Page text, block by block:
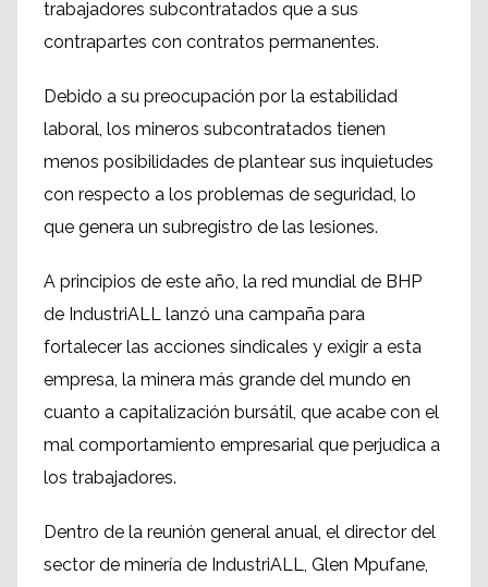
trabajadores subcontratados que a sus
contrapartes con contratos permanentes.
Debido a su preocupación por la estabilidad
laboral, los mineros subcontratados tienen
menos posibilidades de plantear sus inquietudes
con respecto a los problemas de seguridad, lo
que genera un subregistro de las lesiones.
A principios de este año, la red mundial de BHP
de IndustriALL lanzó una campaña para
fortalecer las acciones sindicales y exigir a esta
empresa, la minera más grande del mundo en
cuanto a capitalización bursátil, que acabe con el
mal comportamiento empresarial que perjudica a
los trabajadores.
Dentro de la reunión general anual, el director del
sector de minería de IndustriALL, Glen Mpufane,